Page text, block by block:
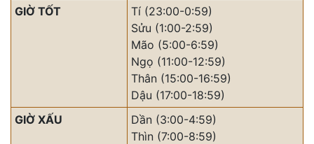
GIỜ TỐT
Tí (23:00-0:59)
Sửu (1:00-2:59)
Mão (5:00-6:59)
Ngọ (11:00-12:59)
Thân (15:00-16:59)
Dậu (17:00-18:59)
GIỜ XẤU
Dần (3:00-4:59)
Thìn (7:00-8:59)